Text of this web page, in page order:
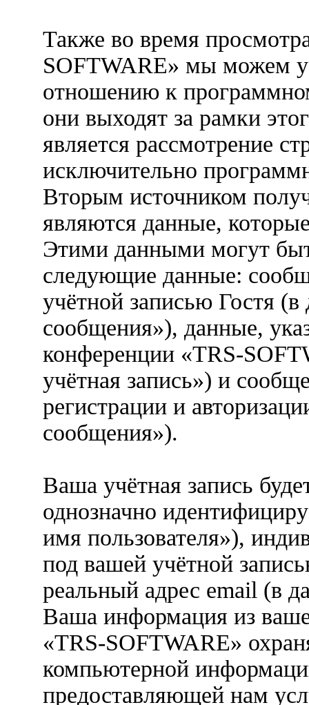
Также во время
SOFTWARE» мы можем
отношению к
они выходят за рамки
является рассмотрение
исключительно
Вторым источником
являются данные,
Этими данными могут
следующие данные:
учётной записью Гостя
сообщения»), данные,
конференции «TRS-
учётная запись») и
регистрации и
сообщения»).
Ваша учётная запись
однозначно
имя пользователя»),
под вашей учётной
реальный адрес email (в
Ваша информация из
«TRS-SOFTWARE»
компьютерной
предоставляющей нам